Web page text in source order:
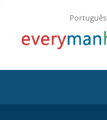
Português